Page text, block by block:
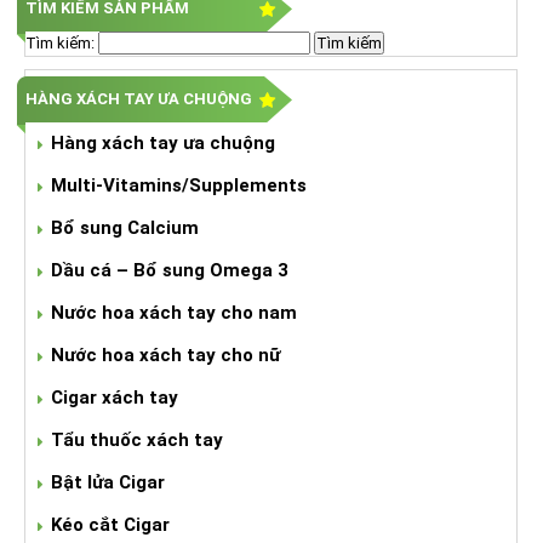
TÌM KIẾM SẢN PHẨM
Tìm kiếm:
HÀNG XÁCH TAY ƯA CHUỘNG
Hàng xách tay ưa chuộng
Multi-Vitamins/Supplements
Bổ sung Calcium
Dầu cá – Bổ sung Omega 3
Nước hoa xách tay cho nam
Nước hoa xách tay cho nữ
Cigar xách tay
Tẩu thuốc xách tay
Bật lửa Cigar
Kéo cắt Cigar